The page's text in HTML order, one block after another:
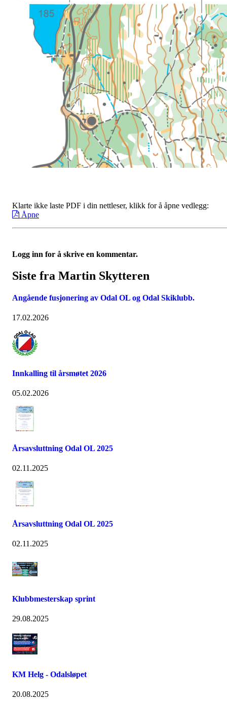
Klarte ikke laste PDF i din nettleser, klikk for å åpne vedlegg:
Åpne
Logg inn for å skrive en kommentar.
Siste fra Martin Skytteren
Angående fusjonering av Odal OL og Odal Skiklubb.
17.02.2026
Innkalling til årsmøtet 2026
05.02.2026
Årsavsluttning Odal OL 2025
02.11.2025
Årsavsluttning Odal OL 2025
02.11.2025
Klubbmesterskap sprint
29.08.2025
KM Helg - Odalsløpet
20.08.2025